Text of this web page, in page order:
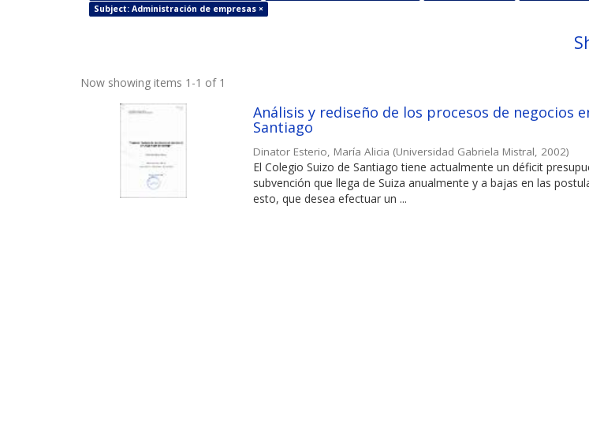
Subject: Administración de empresas ×
Now showing items 1-1 of 1
Análisis y rediseño de los procesos de negocios
Santiago
Dinator Esterio, María Alicia (Universidad Gabriela Mistral 2002)
El Colegio Suizo de Santiago tiene actualmente un déficit
subvención que llega de Suiza anualmente y a bajas en las
esto, que desea efectuar un ...